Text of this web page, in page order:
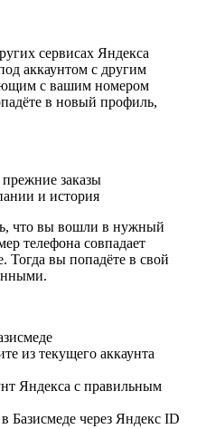
сервисах Яндекса
аккаунтом с другим
с вашим номером
в новый профиль,
заказы
и история
что вы вошли в нужный
телефона совпадает
Тогда вы попадёте в свой
из текущего аккаунта
Яндекса с правильным
Базисмеде через Яндекс ID